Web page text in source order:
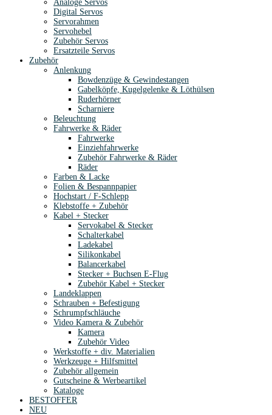
Analoge Servos
Digital Servos
Servorahmen
Servohebel
Zubehör Servos
Ersatzteile Servos
Zubehör
Anlenkung
Bowdenzüge & Gewindestangen
Gabelköpfe, Kugelgelenke & Löthülsen
Ruderhörner
Scharniere
Beleuchtung
Fahrwerke & Räder
Fahrwerke
Einziehfahrwerke
Zubehör Fahrwerke & Räder
Räder
Farben & Lacke
Folien & Bespannpapier
Hochstart / F-Schlepp
Klebstoffe + Zubehör
Kabel + Stecker
Servokabel & Stecker
Schalterkabel
Ladekabel
Silikonkabel
Balancerkabel
Stecker + Buchsen E-Flug
Zubehör Kabel + Stecker
Landeklappen
Schrauben + Befestigung
Schrumpfschläuche
Video Kamera & Zubehör
Kamera
Zubehör Video
Werkstoffe + div. Materialien
Werkzeuge + Hilfsmittel
Zubehör allgemein
Gutscheine & Werbeartikel
Kataloge
BESTOFFER
NEU